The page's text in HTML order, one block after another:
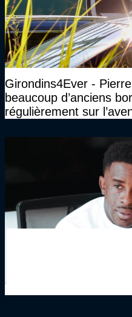
Girondins4Ever -
beaucoup d’anciens
régulièrement sur